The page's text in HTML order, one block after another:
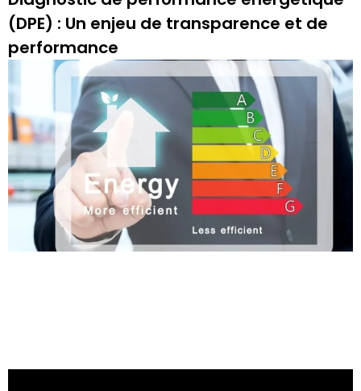
(DPE) : Un enjeu de transparence et de
performance